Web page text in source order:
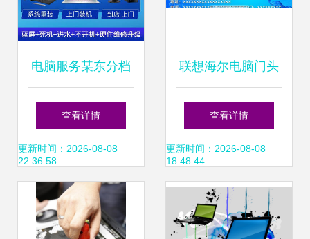
电脑服务某东分档
排行 24款高中低档
电脑服务与维修解
查看详情
更新时间：2026-08-08
22:36:58
联想海尔电脑门头
的多维解析 一个维
修师傅的日常感悟
查看详情
更新时间：2026-08-08
18:48:44